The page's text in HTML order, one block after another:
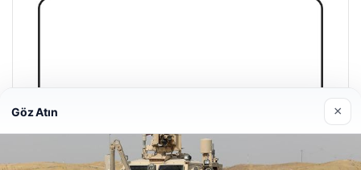
Göz Atın ×